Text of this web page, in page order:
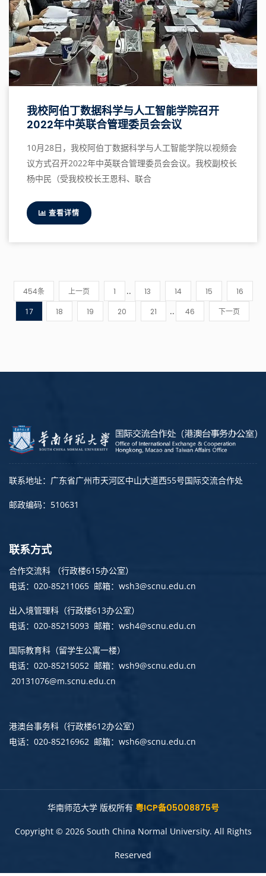
我校阿伯丁数据科学与人工智能学院召开
2022年中英联合管理委员会会议
10月28日，我校阿伯丁数据科学与人工智能学院以视频会
议方式召开2022年中英联合管理委员会会议。我校副校长
杨中民（受我校校长王恩科、联合
查看详情
454条 上一页 1 .. 13 14 15
16
17
18 19 20 21 .. 46 下一页
联系地址：广东省广州市天河区中山大道西55号国际交流合作处
邮政编码：510631
联系方式
合作交流科 （行政楼615办公室）
电话：020-85211065 邮箱：wsh3@scnu.edu.cn
出入境管理科 （行政楼613办公室）
电话：020-85215093 邮箱：wsh4@scnu.edu.cn
国际教育科（留学生公寓一楼）
电话：020-85215052 邮箱：wsh9@scnu.edu.cn
20131076@m.scnu.edu.cn
港澳台事务科 （行政楼612办公室）
电话：020-85216962 邮箱：wsh6@scnu.edu.cn
华南师范大学 版权所有 粤ICP备05008875号
Copyright © 2026 South China Normal University. All Rights
Reserved